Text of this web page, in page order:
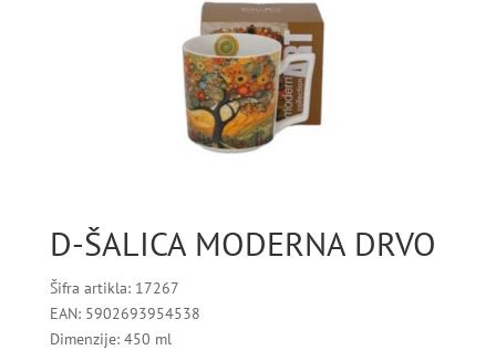
D-ŠALICA MODERNA DRVO
Šifra artikla: 17267
EAN: 5902693954538
Dimenzije: 450 ml